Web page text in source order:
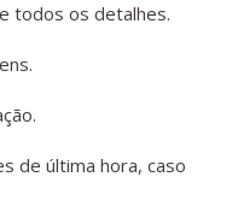
todos os detalhes.
de última hora, caso